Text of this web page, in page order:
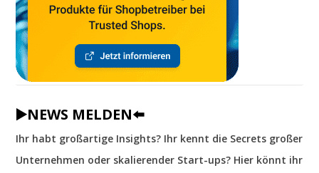
▶️NEWS MELDEN⬅️
Ihr habt großartige Insights? Ihr kennt die Secrets großer
Unternehmen oder skalierender Start-ups? Hier könnt ihr